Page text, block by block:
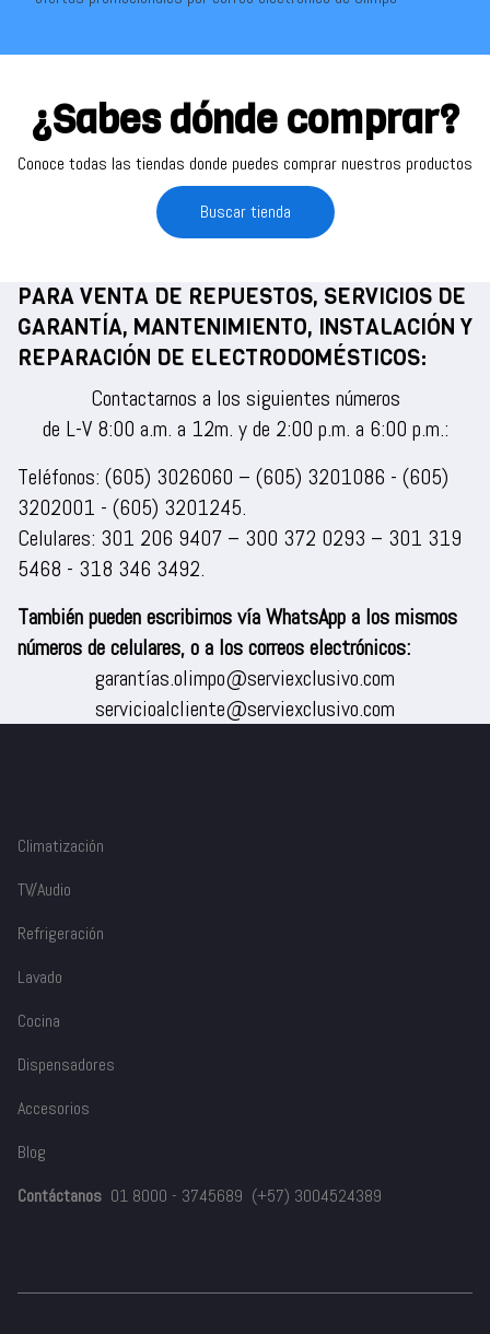
¿Sabes dónde comprar?
Conoce todas las tiendas donde puedes comprar nuestros productos
Buscar tienda
PARA VENTA DE REPUESTOS, SERVICIOS DE
GARANTÍA, MANTENIMIENTO, INSTALACIÓN Y
REPARACIÓN DE ELECTRODOMÉSTICOS:
Contactarnos a los siguientes números
de L-V 8:00 a.m. a 12m. y de 2:00 p.m. a 6:00 p.m.:
Teléfonos: (605) 3026060 – (605) 3201086 - (605)
3202001 - (605) 3201245.
Celulares: 301 206 9407 – 300 372 0293 – 301 319
5468 - 318 346 3492.
También pueden escribirnos vía WhatsApp a los mismos
números de celulares, o a los correos electrónicos:
garantías.olimpo@serviexclusivo.com
servicioalcliente@serviexclusivo.com
Climatización
TV/Audio
Refrigeración
Lavado
Cocina
Dispensadores
Accesorios
Blog
Contáctanos 01 8000 - 3745689 (+57) 3004524389